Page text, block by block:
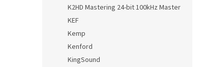
K2HD Mastering 24-bit 100kHz Master
KEF
Kemp
Kenford
KingSound